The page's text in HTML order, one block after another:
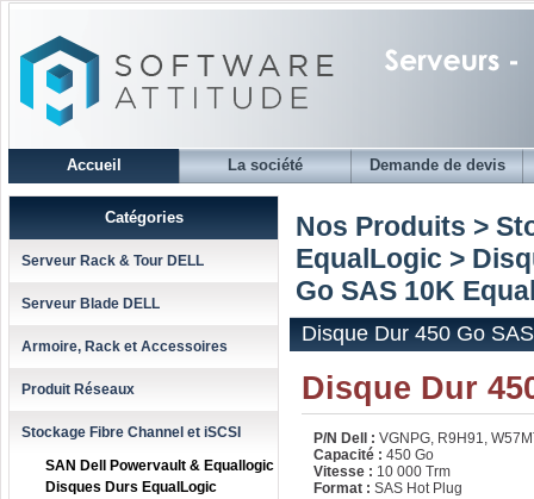
Accueil La société Demande de devis
Catégories
Serveur Rack & Tour DELL
Serveur Blade DELL
Armoire, Rack et Accessoires
Produit Réseaux
Stockage Fibre Channel et iSCSI
SAN Dell Powervault & Equallogic
Disques Durs EqualLogic
Nos Produits >
EqualLogic >
Go SAS 10K
Disque Dur 450 Go
Disque Dur
P/N Dell : VGNPG, R9H91,
Capacité : 450 Go
Vitesse : 10 000 Trm
Format : SAS Hot Plug